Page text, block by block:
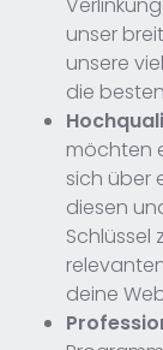
unser
unsere
die
möchten
sich über
diesen
Schlüssel
deine